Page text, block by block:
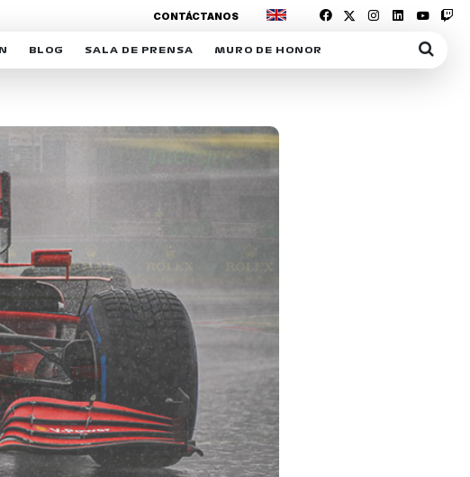
OPCIÓN
JUNTOS
ACADEMY
BLOG SALA DE PRENSA
ACREDITACIONES
MURO DE HONOR
CONTÁCTANOS